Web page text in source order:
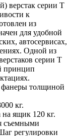
верстак серии T
к
из
для удобной
автосервисах,
Одной из
серии T
принцип
фанеры толщиной
кг.
ящик 120 кг.
съемными
регулировки